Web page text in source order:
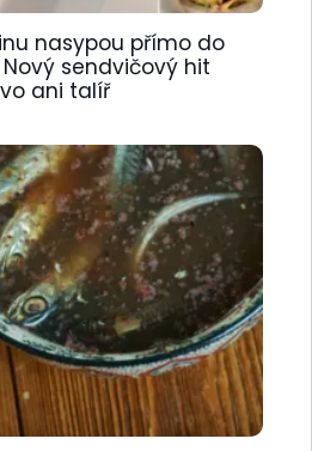
nasypou přímo do
sendvičový hit
ani talíř